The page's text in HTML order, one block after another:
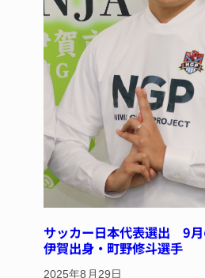
サッカー日本代表選出 9
伊賀出身・町野修斗選手
2025年8月29日